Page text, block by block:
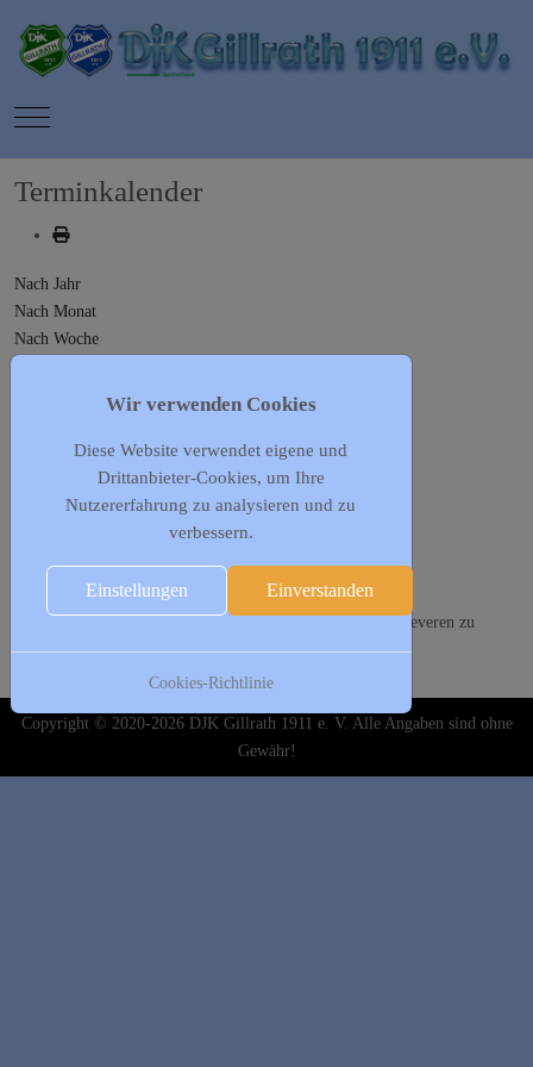
Mobile Menu Toggle
Terminkalender
Nach Jahr
Nach Monat
Nach Woche
Gehe zu Monat
Gehe zu Monat
Frauengymnastik
Donnerstag, 26. Dezember 2024, 19:30 - 21:00
Vorherige Wiederholung
Nächste Wiederholung
: 992230
Donnerstag treffen sich unsere Damen im Jugendheim in Teveren zu
Gymnastik
Copyright © 2020-2026 DJK Gillrath 1911 e. V. Alle Angaben sind ohne
Gewähr!
Wir verwenden Cookies
Diese Website verwendet eigene und
Drittanbieter-Cookies, um Ihre
Nutzererfahrung zu analysieren und zu
verbessern.
Einstellungen Einverstanden
Cookies-Richtlinie